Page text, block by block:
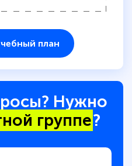
план
Нужно
группе?